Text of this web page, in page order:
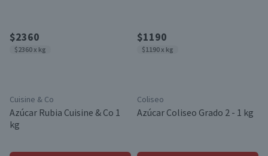
$2360
$2360 x kg
Cuisine & Co
Azúcar Rubia Cuisine & Co 1
kg
$1190
$1190 x kg
Coliseo
Azúcar Coliseo Grado 2 - 1 kg